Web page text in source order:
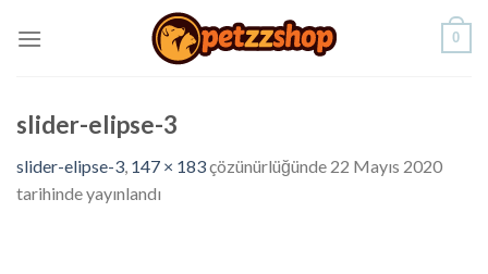
0
slider-elipse-3
slider-elipse-3, 147 × 183çözünürlüğünde 22 Mayıs 2020
tarihinde yayınlandı